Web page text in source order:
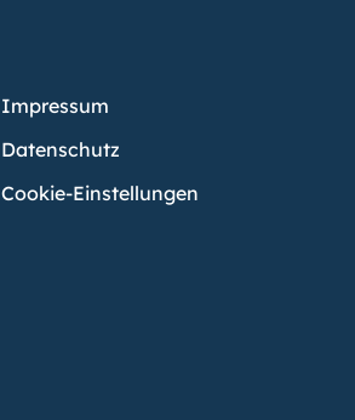
Impressum
Datenschutz
Cookie-Einstellungen